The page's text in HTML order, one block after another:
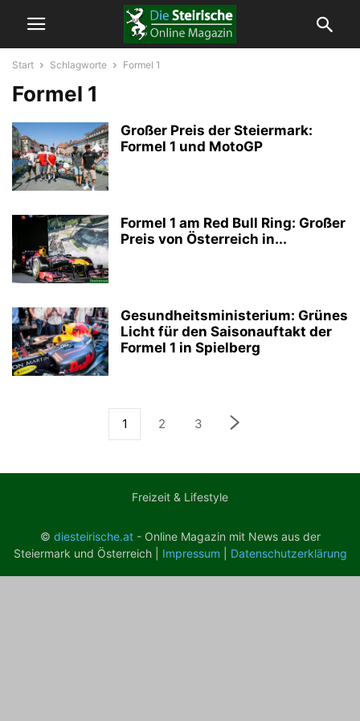
Start Schlagworte Formel 1
Formel 1
Großer Preis der Steiermark:
Formel 1 und MotoGP
Formel 1 am Red Bull Ring: Großer
Preis von Österreich in...
Gesundheitsministerium: Grünes
Licht für den Saisonauftakt der
Formel 1 in Spielberg
1 2 3
Freizeit & Lifestyle
© diesteirische.at- Online Magazin mit News aus der
Steiermark und Österreich | Impressum Datenschutzerklärung